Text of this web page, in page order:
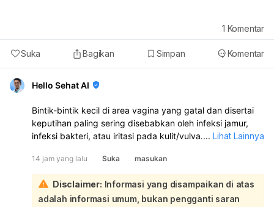
Suka Bagikan Simpan Komentar
1 Komentar
Hello Sehat AI
Bintik-bintik kecil di area vagina yang gatal dan disertai
keputihan paling sering disebabkan oleh infeksi jamur,
infeksi bakteri, atau iritasi pada kulit/vulva. Karena ada
untuk memastikan penyebabnya:
Kalau keputihannya gatal, penyebab yang sering adalah:
Infeksi jamur vagina: biasanya gatal, keputihan putih
kental seperti susu/keju, dan area sekitar bisa
... Lihat Lainnya
14 jam yang lalu Suka masukan
Disclaimer: Informasi yang disampaikan di atas
adalah informasi umum, bukan pengganti saran